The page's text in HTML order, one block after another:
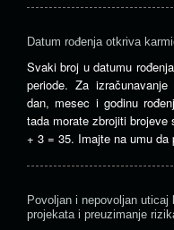
Datum rođenja otkriva
Svaki broj u datumu
periode. Za
dan, mesec i godinu
tada morate zbrojiti
+ 3 = 35. Imajte na umu da
Povoljan i nepovoljan
projekata i preuzimanje